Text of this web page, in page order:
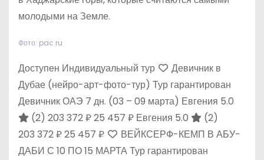
молодыми на Земле.
Фото: pac.ru
Доступен Индивидуальный тур
Девичник в
Дубае (нейро-арт-фото-тур) Тур гарантирован
Девичник ОАЭ 7 дн. (03 – 09 марта) Евгения 5.0
(2) 203 372 ₽25 457 ₽ Евгения 5.0
(2)
203 372 ₽25 457 ₽
ВЕЙКСЕРФ-КЕМП В АБУ-
ДАБИ С 10 ПО 15 МАРТА Тур гарантирован